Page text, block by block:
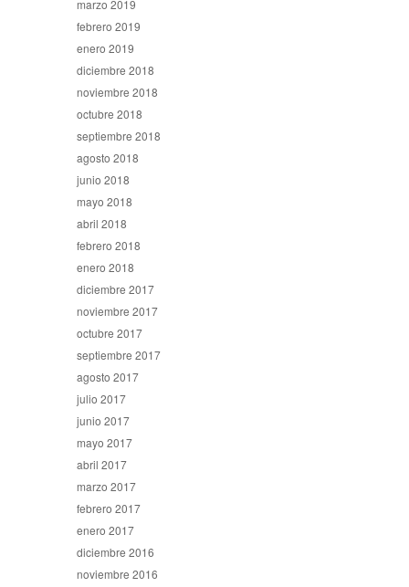
marzo 2019
febrero 2019
enero 2019
diciembre 2018
noviembre 2018
octubre 2018
septiembre 2018
agosto 2018
junio 2018
mayo 2018
abril 2018
febrero 2018
enero 2018
diciembre 2017
noviembre 2017
octubre 2017
septiembre 2017
agosto 2017
julio 2017
junio 2017
mayo 2017
abril 2017
marzo 2017
febrero 2017
enero 2017
diciembre 2016
noviembre 2016